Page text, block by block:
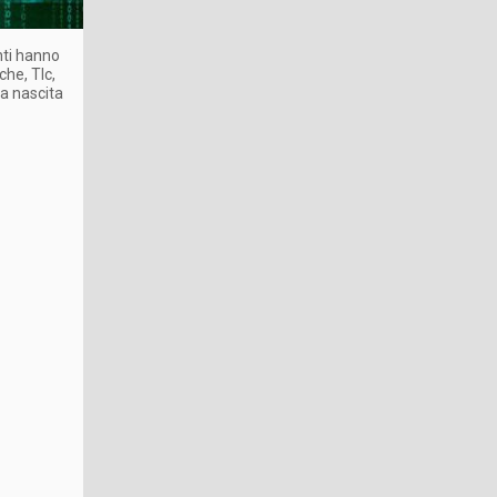
hanno
Tlc,
nascita